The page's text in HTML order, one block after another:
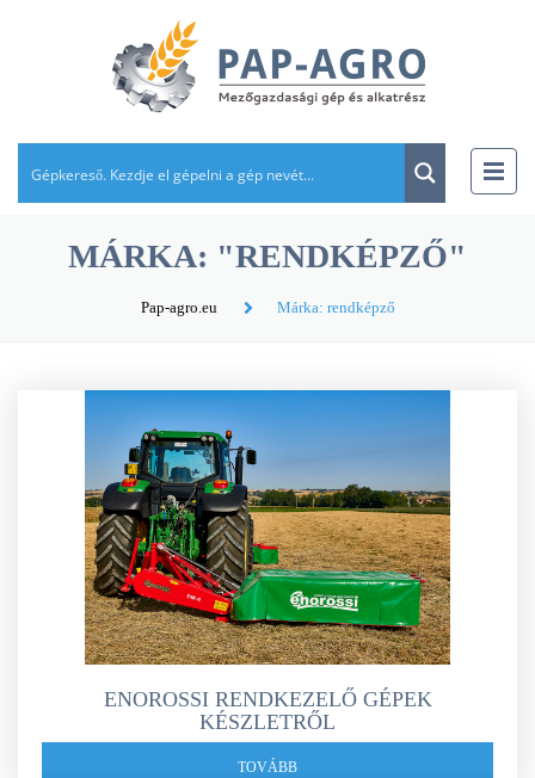
MÁRKA: "RENDKÉPZŐ"
Pap-agro.eu Márka: rendképző
ENOROSSI RENDKEZELŐ GÉPEK
KÉSZLETRŐL
TOVÁBB